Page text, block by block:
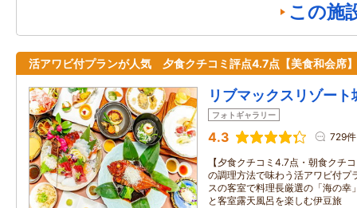
この施
活アワビ付プランが人気 夕食クチコミ評点4.7点【美食和会席】
リブマックスリゾート
フォトギャラリー
4.3 729件
【夕食クチコミ4.7点・朝食クチ
の調理方法で味わう活アワビ付プ
スの客室で料理長厳選の「海の幸
と客室露天風呂を楽しむ伊豆旅